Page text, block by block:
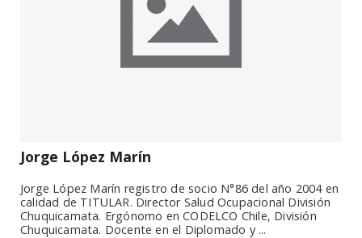
Jorge López Marín
Jorge López Marín registro de socio N°86 del año 2004 en
calidad de TITULAR. Director Salud Ocupacional División
Chuquicamata. Ergónomo en CODELCO Chile, División
Chuquicamata. Docente en el Diplomado y ...